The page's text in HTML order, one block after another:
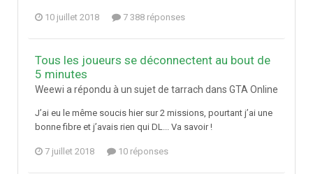
10 juillet 2018 7 388 réponses
Tous les joueurs se déconnectent au bout de
5 minutes
Weewi a répondu à un sujet de tarrach dans GTA Online
J’ai eu le même soucis hier sur 2 missions, pourtant j’ai une
bonne fibre et j’avais rien qui DL... Va savoir !
7 juillet 2018 10 réponses